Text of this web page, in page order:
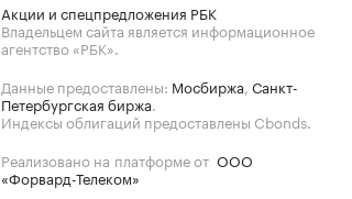
Акции и спецпредложения РБК
Владельцем сайта является информационное
агентство «РБК».
Данные предоставлены: Мосбиржа, Санкт-
Петербургская биржа.
Индексы облигаций предоставлены Cbonds.
Реализовано на платформе от ООО
«Форвард-Телеком»